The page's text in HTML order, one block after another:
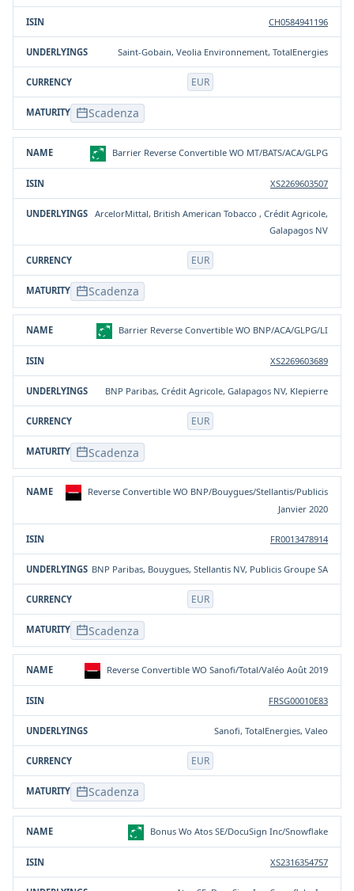
CH0584941196
Saint-Gobain, Veolia Environnement, TotalEnergies
EUR
Scadenza
Barrier Reverse Convertible WO MT/BATS/ACA/GLPG
XS2269603507
ArcelorMittal, British American Tobacco , Crédit Agricole,
Galapagos NV
EUR
Scadenza
Barrier Reverse Convertible WO BNP/ACA/GLPG/LI
XS2269603689
BNP Paribas, Crédit Agricole, Galapagos NV, Klepierre
EUR
Scadenza
Reverse Convertible WO BNP/Bouygues/Stellantis/Publicis
Janvier 2020
FR0013478914
BNP Paribas, Bouygues, Stellantis NV, Publicis Groupe SA
EUR
Scadenza
Reverse Convertible WO Sanofi/Total/Valéo Août 2019
FRSG00010E83
Sanofi, TotalEnergies, Valeo
EUR
Scadenza
Bonus Wo Atos SE/DocuSign Inc/Snowflake
XS2316354757